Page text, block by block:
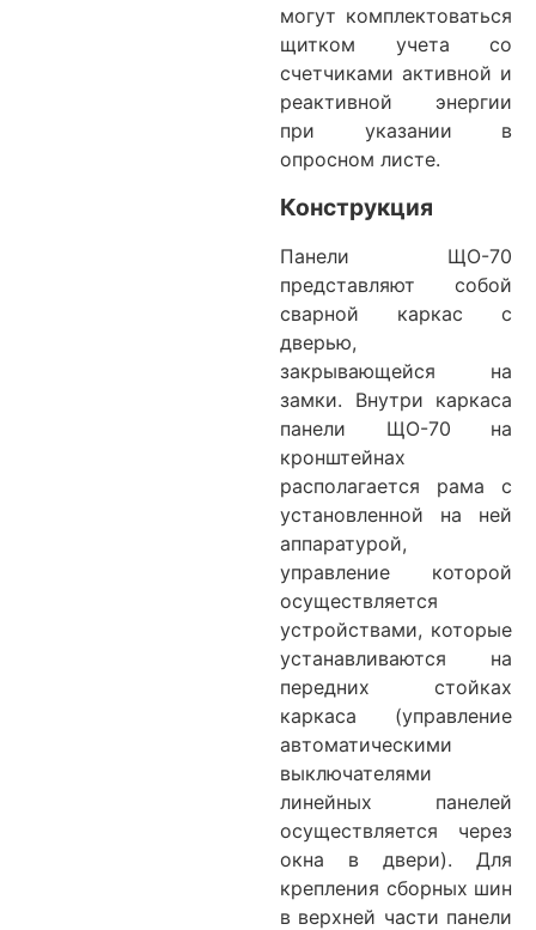
могут комплектоваться
щитком учета со
счетчиками активной и
реактивной энергии
при указании в
опросном листе.
Конструкция
Панели ЩО-70
представляют собой
сварной каркас с
дверью,
закрывающейся на
замки. Внутри каркаса
панели ЩО-70 на
кронштейнах
располагается рама с
установленной на ней
аппаратурой,
управление которой
осуществляется
устройствами, которые
устанавливаются на
передних стойках
каркаса (управление
автоматическими
выключателями
линейных панелей
осуществляется через
окна в двери). Для
крепления сборных шин
в верхней части панели